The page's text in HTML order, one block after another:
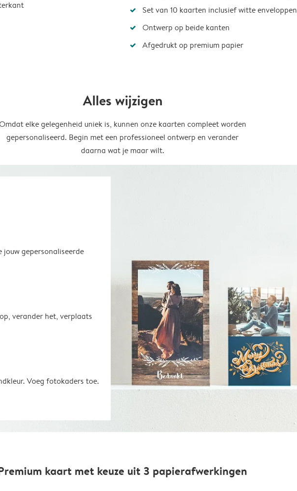
Set van 10 kaarten inclusief witte enveloppen
Ontwerp op beide kanten
Afgedrukt op premium papier
Alles wijzigen
elke gelegenheid uniek is, kunnen onze kaarten compleet worden
gepersonaliseerd. Begin met een professioneel ontwerp en verander
daarna wat je maar wilt.
jouw gepersonaliseerde
verander het, verplaats
Voeg fotokaders toe.
kaart met keuze uit 3 papierafwerkingen